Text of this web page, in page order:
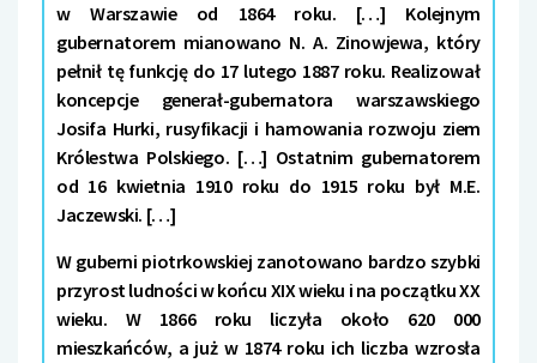
w Warszawie od 1864 roku. […] Kolejnym
gubernatorem mianowano N. A. Zinowjewa, który
pełnił tę funkcję do 17 lutego 1887 roku. Realizował
koncepcje generał-gubernatora warszawskiego
Josifa Hurki, rusyfikacji i hamowania rozwoju ziem
Królestwa Polskiego. […] Ostatnim gubernatorem
od 16 kwietnia 1910 roku do 1915 roku był M.E.
Jaczewski. […]
W guberni piotrkowskiej zanotowano bardzo szybki
przyrost ludności w końcu XIX wieku i na początku XX
wieku. W 1866 roku liczyła około 620 000
mieszkańców, a już w 1874 roku ich liczba wzrosła